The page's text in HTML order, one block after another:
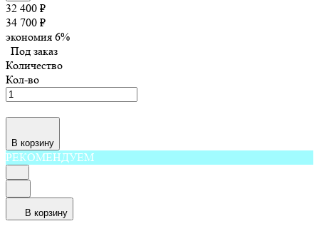
32 400 ₽
34 700 ₽
экономия 6%
Под заказ
Количество
Кол-во
В корзину
РЕКОМЕНДУЕМ
В корзину